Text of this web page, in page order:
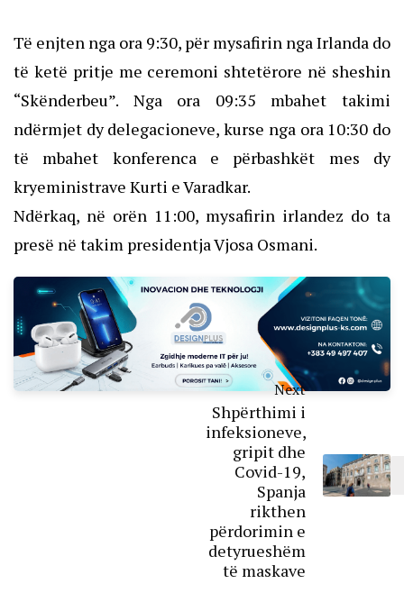
Të enjten nga ora 9:30, për mysafirin nga Irlanda do
të ketë pritje me ceremoni shtetërore në sheshin
“Skënderbeu”. Nga ora 09:35 mbahet takimi
ndërmjet dy delegacioneve, kurse nga ora 10:30 do
të mbahet konferenca e përbashkët mes dy
kryeministrave Kurti e Varadkar.
Ndërkaq, në orën 11:00, mysafirin irlandez do ta
presë në takim presidentja Vjosa Osmani.
Next
Shpërthimi i
infeksioneve,
gripit dhe
Covid-19,
Spanja
rikthen
përdorimin e
detyrueshëm
të maskave